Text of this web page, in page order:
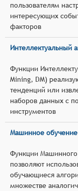
пользователям
интересующих
факторов
Интеллектуальный
Функции
Mining, DM)
тенденций или
наборов данных с
инструментов
Машинное обучение
Функции Машинного
позволяют
обучающиеся
множестве